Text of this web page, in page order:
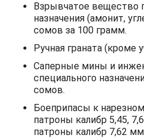
Взрывчатое вещество
назначения (амонит,
сомов за 100 грамм.
Ручная граната (кроме
Саперные мины и
специального
сомов.
Боеприпасы к
патроны калибр 5,45,
патроны калибр 7,62